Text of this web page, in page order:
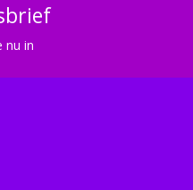
nu in